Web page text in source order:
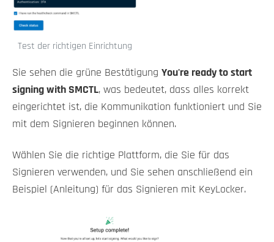
Test der richtigen Einrichtung
Sie sehen die grüne Bestätigung You're ready to start
signing with SMCTL, was bedeutet, dass alles korrekt
eingerichtet ist, die Kommunikation funktioniert und Sie
mit dem Signieren beginnen können.
Wählen Sie die richtige Plattform, die Sie für das
Signieren verwenden, und Sie sehen anschließend ein
Beispiel (Anleitung) für das Signieren mit KeyLocker.